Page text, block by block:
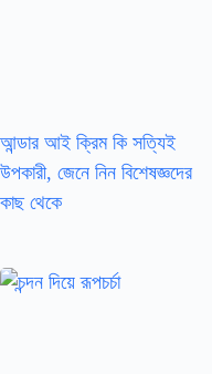
আন্ডার আই ক্রিম কি সত্যিই
উপকারী, জেনে নিন বিশেষজ্ঞদের
কাছ থেকে